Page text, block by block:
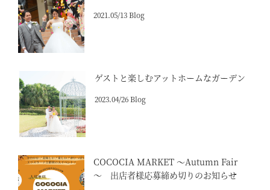
2021.05/13 Blog
ゲストと楽しむアットホームなガーデン
2023.04/26 Blog
COCOCIA MARKET 〜Autumn Fair
～ 出店者様応募締め切りのお知らせ